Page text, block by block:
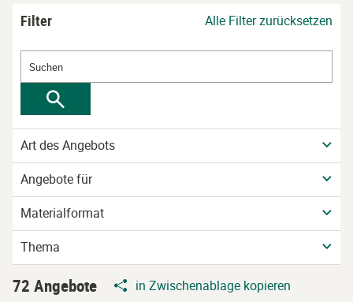
Filter Alle Filter zurücksetzen
Art des Angebots
Angebote für
Materialformat
Thema
72 Angebote in Zwischenablage kopieren